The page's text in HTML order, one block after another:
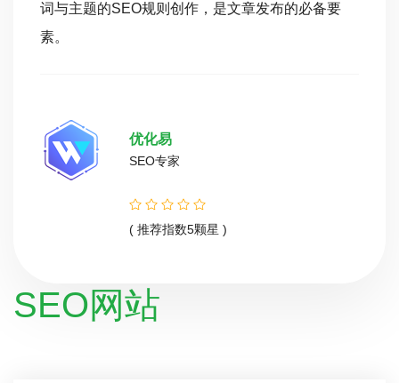
词与主题的SEO规则创作，是文章发布的必备要
素。
优化易
SEO专家
( 推荐指数5颗星 )
SEO网站